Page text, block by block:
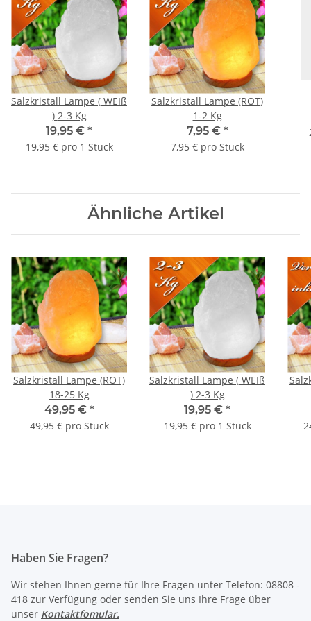
Salzkristall Lampe ( WEIß
) 2-3 Kg
19,95 € *
19,95 € pro 1 Stück
Salzkristall Lampe (ROT)
1-2 Kg
7,95 € *
7,95 € pro Stück
Ähnliche Artikel
Salzkristall Lampe (ROT)
18-25 Kg
49,95 € *
49,95 € pro Stück
Salzkristall Lampe ( WEIß
) 2-3 Kg
19,95 € *
19,95 € pro 1 Stück
Haben Sie Fragen?
Wir stehen Ihnen gerne für Ihre Fragen unter Telefon: 08808 -
418 zur Verfügung oder senden Sie uns Ihre Frage über
unser Kontaktfomular.